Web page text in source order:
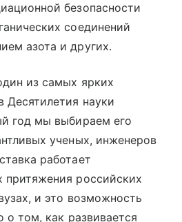
безопасности
соединений
азота и других.
из самых ярких
Десятилетия науки
год мы выбираем его
ученых, инженеров
работает
притяжения российских
и это возможность
о том, как развивается